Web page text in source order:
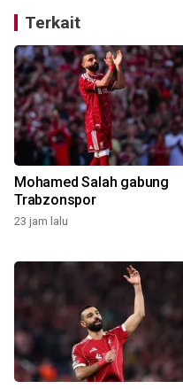
Terkait
Mohamed Salah gabung
Trabzonspor
23 jam lalu